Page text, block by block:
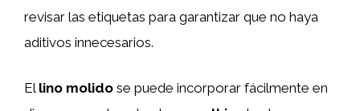
revisar las etiquetas para garantizar que no haya
aditivos innecesarios.
El lino molido se puede incorporar fácilmente en